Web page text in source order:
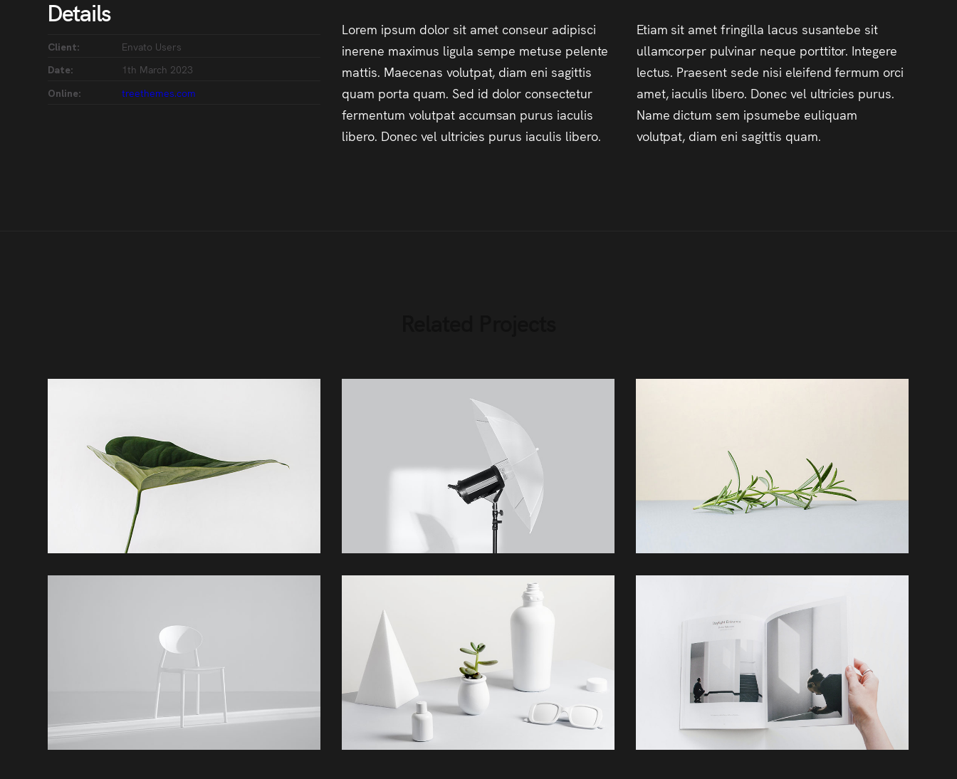
Details
Client: Envato Users
Date: 1th March 2023
Online: treethemes.com
Lorem ipsum dolor sit amet conseur adipisci
inerene maximus ligula sempe metuse pelente
mattis. Maecenas volutpat, diam eni sagittis
quam porta quam. Sed id dolor consectetur
fermentum volutpat accumsan purus iaculis
libero. Donec vel ultricies purus iaculis libero.
Etiam sit amet fringilla lacus susantebe sit
ullamcorper pulvinar neque porttitor. Integere
lectus. Praesent sede nisi eleifend fermum orci
amet, iaculis libero. Donec vel ultricies purus.
Name dictum sem ipsumebe euliquam
volutpat, diam eni sagittis quam.